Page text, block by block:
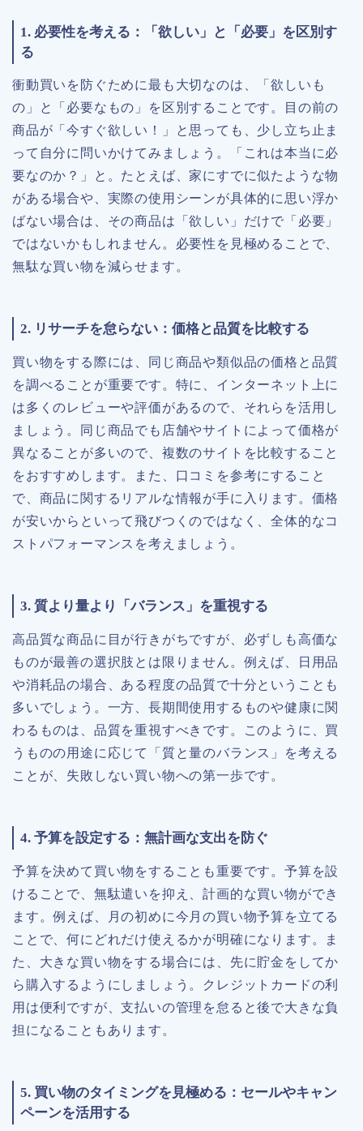
1. 必要性を考える：「欲しい」と「必要」を区別す
る
衝動買いを防ぐために最も大切なのは、「欲しいも
の」と「必要なもの」を区別することです。目の前の
商品が「今すぐ欲しい！」と思っても、少し立ち止ま
って自分に問いかけてみましょう。「これは本当に必
要なのか？」と。たとえば、家にすでに似たような物
がある場合や、実際の使用シーンが具体的に思い浮か
ばない場合は、その商品は「欲しい」だけで「必要」
ではないかもしれません。必要性を見極めることで、
無駄な買い物を減らせます。
2. リサーチを怠らない：価格と品質を比較する
買い物をする際には、同じ商品や類似品の価格と品質
を調べることが重要です。特に、インターネット上に
は多くのレビューや評価があるので、それらを活用し
ましょう。同じ商品でも店舗やサイトによって価格が
異なることが多いので、複数のサイトを比較すること
をおすすめします。また、口コミを参考にすること
で、商品に関するリアルな情報が手に入ります。価格
が安いからといって飛びつくのではなく、全体的なコ
ストパフォーマンスを考えましょう。
3. 質より量より「バランス」を重視する
高品質な商品に目が行きがちですが、必ずしも高価な
ものが最善の選択肢とは限りません。例えば、日用品
や消耗品の場合、ある程度の品質で十分ということも
多いでしょう。一方、長期間使用するものや健康に関
わるものは、品質を重視すべきです。このように、買
うものの用途に応じて「質と量のバランス」を考える
ことが、失敗しない買い物への第一歩です。
4. 予算を設定する：無計画な支出を防ぐ
予算を決めて買い物をすることも重要です。予算を設
けることで、無駄遣いを抑え、計画的な買い物ができ
ます。例えば、月の初めに今月の買い物予算を立てる
ことで、何にどれだけ使えるかが明確になります。ま
た、大きな買い物をする場合には、先に貯金をしてか
ら購入するようにしましょう。クレジットカードの利
用は便利ですが、支払いの管理を怠ると後で大きな負
担になることもあります。
5. 買い物のタイミングを見極める：セールやキャン
ペーンを活用する